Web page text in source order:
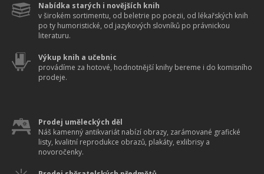
Nabídka starých i novějších knih
v širokém sortimentu, od beletrie po poezii, od lékařských knih
po ty humoristické, od jazykových slovníků po právnickou
literaturu.
Výkup knih a učebnic
provádíme za hotové, hodnotnější knihy bereme i do komisního
prodeje.
Prodej uměleckých děl
Náš kamenný antikvariát nabízí obrazy, zarámované grafické
listy, kvalitní reprodukce obrazů, plakáty, exlibrisy a
novoročenky.